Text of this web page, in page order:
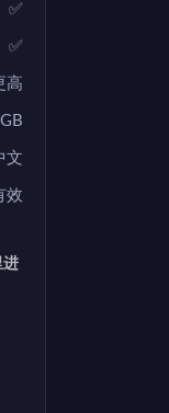
✅
✅
高
文
效
进